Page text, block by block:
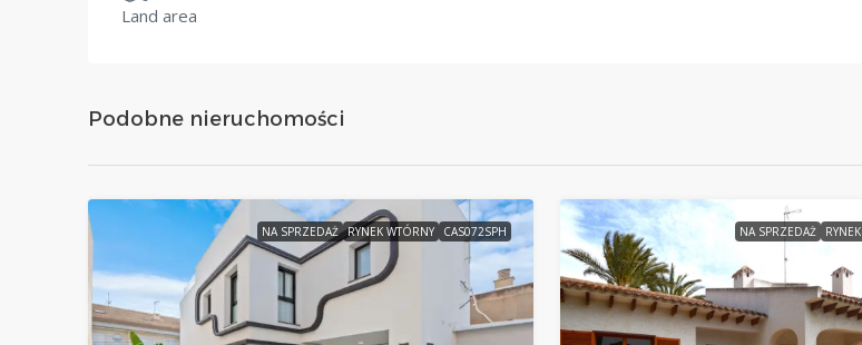
Land area
Podobne nieruchomości
NA SPRZEDAŻ RYNEK WTÓRNY CAS072SPH NA SPRZEDAŻ